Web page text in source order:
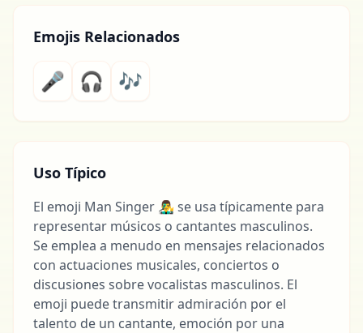
Emojis Relacionados
🎤 🎧 🎶
Uso Típico
El emoji Man Singer 👨‍🎤 se usa típicamente para
representar músicos o cantantes masculinos.
Se emplea a menudo en mensajes relacionados
con actuaciones musicales, conciertos o
discusiones sobre vocalistas masculinos. El
emoji puede transmitir admiración por el
talento de un cantante, emoción por una